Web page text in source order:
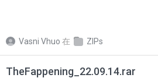
Vasni Vhuo 在 ZIPs
TheFappening_22.09.14.rar